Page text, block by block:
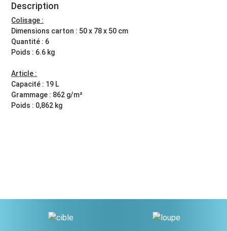
Description
Colisage :
Dimensions carton : 50 x 78 x 50 cm
Quantité : 6
Poids : 6.6 kg
Article :
Capacité : 19 L
Grammage : 862 g/m²
Poids : 0,862 kg